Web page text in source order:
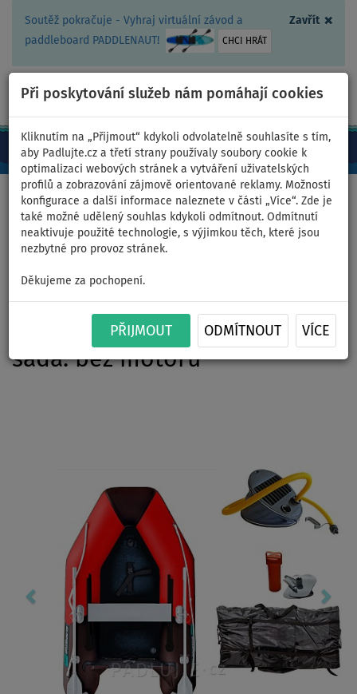
Zavřít ×
Soutěž pokračuje - Vyhraj virtuální závod a
paddleboard PADDLENAUT!
CHCI HRÁT
Při poskytování služeb nám pomáhají cookies
Kliknutím na „Přijmout“ kdykoli odvolatelně souhlasíte s tím,
aby Padlujte.cz a třetí strany používaly soubory cookie k
optimalizaci webových stránek a vytváření uživatelských
profilů a zobrazování zájmově orientované reklamy. Možnosti
konfigurace a další informace naleznete v části „Více“. Zde je
také možné udělený souhlas kdykoli odmítnout. Odmítnutí
neaktivuje použité technologie, s výjimkou těch, které jsou
nezbytné pro provoz stránek.
Děkujeme za pochopení.
PŘIJMOUT ODMÍTNOUT VÍCE
CZ/Kč +420 467 409 090 0ks
Domů >Čluny a motory
Člun GLADIATOR AK240AD red
black - nafukovací člun s
vysokotlakou podlahou -
sada: bez motoru